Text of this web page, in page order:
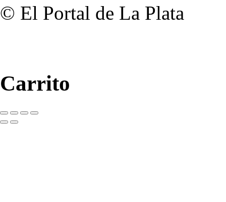
© El Portal de La Plata
Carrito